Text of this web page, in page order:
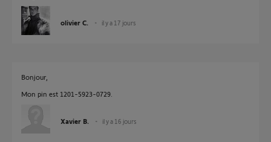
olivier C. il y a 17 jours
Bonjour,
Mon pin est 1201-5923-0729.
Xavier B. il y a 16 jours